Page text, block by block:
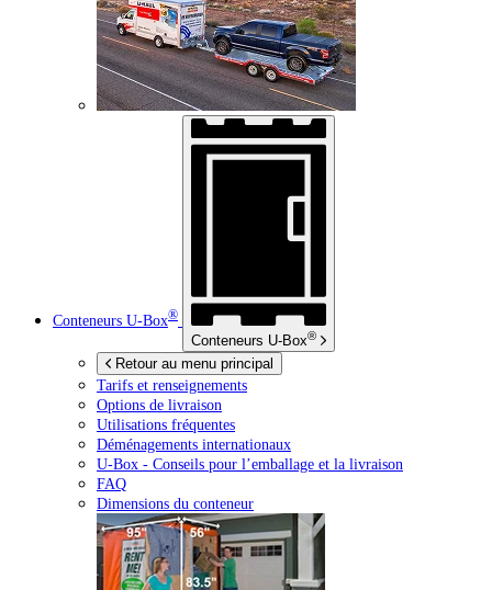
Conteneurs U-Box®
Conteneurs U-Box®
Retour au menu principal
Tarifs et renseignements
Options de livraison
Utilisations fréquentes
Déménagements internationaux
U-Box - Conseils pour l’emballage et la livraison
FAQ
Dimensions du conteneur